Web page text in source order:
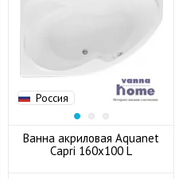
Россия
Ванна акриловая Aquanet
Capri 160x100 L